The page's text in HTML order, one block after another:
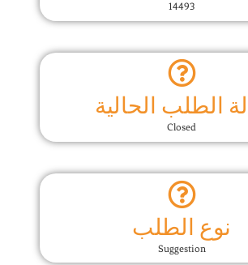
14493
الطلب الحالية
Closed
نوع الطلب
Suggestion